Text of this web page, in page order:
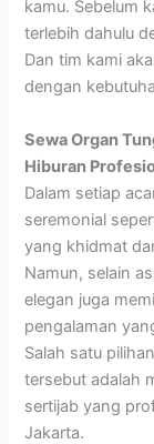
kamu. Sebelum
terlebih dahulu
Dan tim kami
dengan
Sewa Organ
Hiburan
Dalam setiap
seremonial
yang khidmat
Namun, selain
elegan juga
pengalaman
Salah satu
tersebut adalah
sertijab yang
Jakarta.